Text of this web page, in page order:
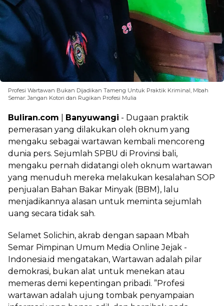
Profesi Wartawan Bukan Dijadikan Tameng Untuk Praktik Kriminal, Mbah
Semar: Jangan Kotori dan Rugikan Profesi Mulia
Buliran.com Banyuwangi - Dugaan praktik
pemerasan yang dilakukan oleh oknum yang
mengaku sebagai wartawan kembali mencoreng
dunia pers. Sejumlah SPBU di Provinsi bali,
mengaku pernah didatangi oleh oknum wartawan
yang menuduh mereka melakukan kesalahan SOP
penjualan Bahan Bakar Minyak (BBM), lalu
menjadikannya alasan untuk meminta sejumlah
uang secara tidak sah.
Selamet Solichin, akrab dengan sapaan Mbah
Semar Pimpinan Umum Media Online Jejak -
Indonesia.id mengatakan, Wartawan adalah pilar
demokrasi, bukan alat untuk menekan atau
memeras demi kepentingan pribadi. ”Profesi
wartawan adalah ujung tombak penyampaian